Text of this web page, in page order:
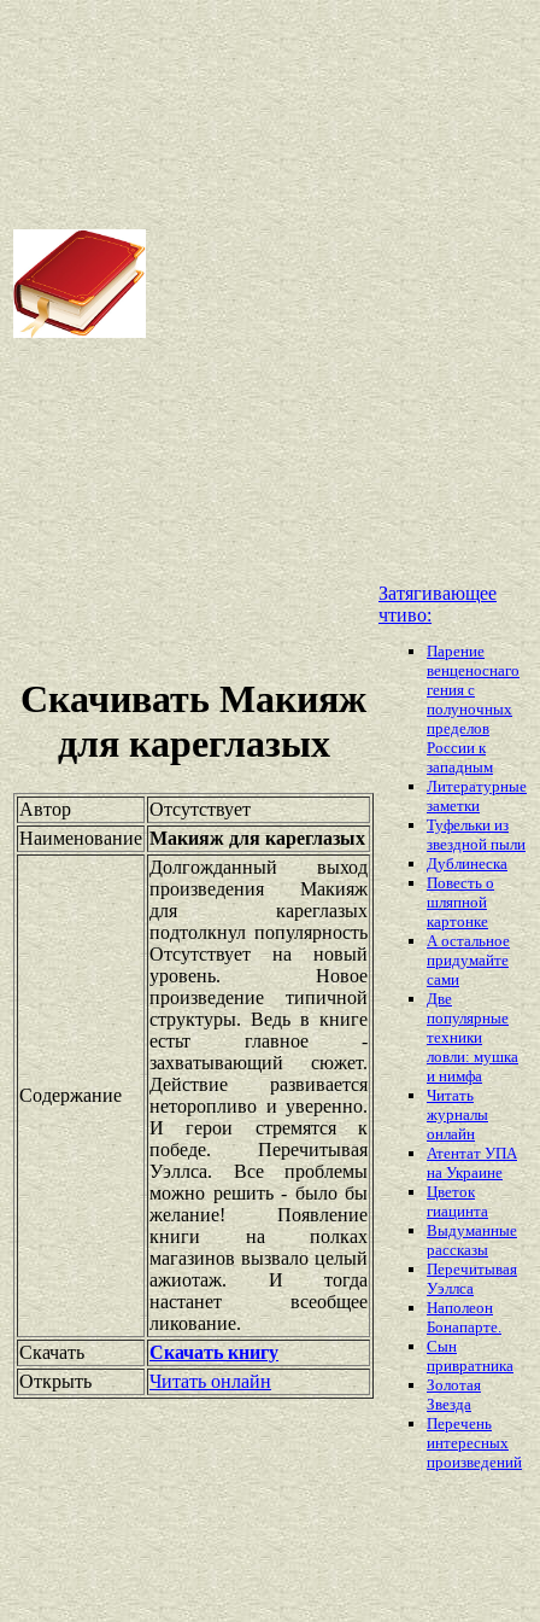
Скачивать Макияж
для кареглазых
Автор
Отсутствует
Наименование Макияж для кареглазых
Содержание
Долгожданный выход
произведения Макияж
для кареглазых
подтолкнул популярность
Отсутствует на новый
уровень. Новое
произведение типичной
структуры. Ведь в книге
естьт главное -
захватывающий сюжет.
Действие развивается
неторопливо и уверенно.
И герои стремятся к
победе. Перечитывая
Уэллса. Все проблемы
можно решить - было бы
желание! Появление
книги на полках
магазинов вызвало целый
ажиотаж. И тогда
настанет всеобщее
ликование.
Скачать
Скачать книгу
Открыть
Читать онлайн
Затягивающее
чтиво:
Парение
венценоснаго
гения с
полуночных
пределов
России к
западным
Литературные
заметки
Туфельки из
звездной пыли
Дублинеска
Повесть о
шляпной
картонке
А остальное
придумайте
сами
Две
популярные
техники
ловли: мушка
и нимфа
Читать
журналы
онлайн
Атентат УПА
на Украине
Цветок
гиацинта
Выдуманные
рассказы
Перечитывая
Уэллса
Наполеон
Бонапарте.
Сын
привратника
Золотая
Звезда
Перечень
интересных
произведений